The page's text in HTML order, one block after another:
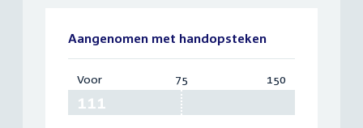
Aangenomen met handopsteken
Voor:
111
75 150